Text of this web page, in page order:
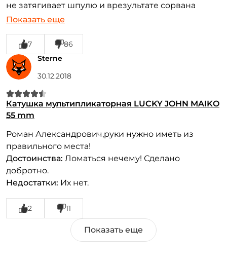
не затягивает шпулю и врезультате сорвана
резьба. Хватило на полчаса рыбалки!
Показать еще
7
86
Sterne
30.12.2018
Катушка мультипликаторная LUCKY JOHN MAIKO
55 mm
Роман Александрович,руки нужно иметь из
правильного места!
Достоинства: Ломаться нечему! Сделано
добротно.
Недостатки: Их нет.
2 11